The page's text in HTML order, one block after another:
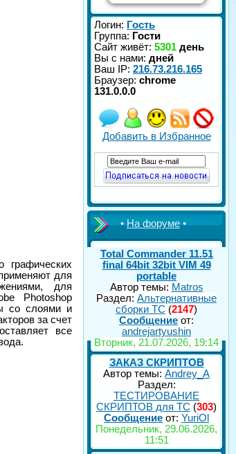
графических
для
для
Photoshop
со слоями и
за счет
все
Логин: Гость
Группа: Гости
Сайт живёт: 5301 день
Вы с нами: дней
Ваш IP: 216.73.216.165
Браузер: chrome
131.0.0.0
Добавить в Избранное
•На форуме•
Total Commander 11.51
final 64bit 32bit VIM 49
portable
Автор темы: Matros
Раздел: Альтернативные
сборки ТС (2147)
Сообщение от:
andrejartyushin
Вторник, 21.07.2026, 19:14
ЗАКАЗ СКРИПТОВ
Автор темы: Andrey_A
Раздел:
ТЕСТИРОВАНИЕ
СКРИПТОВ для TC (303)
Сообщение от: YuriOl
Понедельник, 29.06.2026,
11:51